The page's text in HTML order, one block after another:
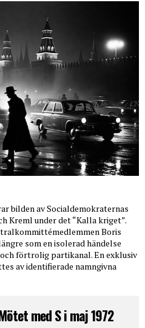
bilden av Socialdemokraternas
Kreml under det “Kalla kriget”.
Boris
som en isolerad händelse
förtrolig partikanal. En exklusiv
av identifierade namngivna
med S i maj 1972